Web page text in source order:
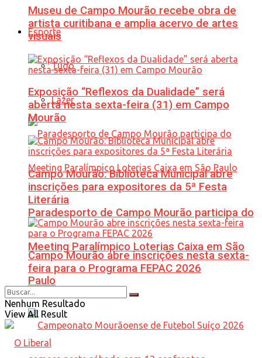
Esporte
Tudo
Lazer
Paradesporto de Campo Mourão participa do
Meeting Paralímpico Loterias Caixa em São
Paulo
Museu de Campo Mourão recebe obra de
artista curitibana e amplia acervo de artes
visuais
Exposição “Reflexos da Dualidade” será
aberta nesta sexta-feira (31) em Campo
Mourão
Campo Mourão: Biblioteca Municipal abre
inscrições para expositores da 5ª Festa
Literária
Campo Mourão abre inscrições nesta sexta-
feira para o Programa FEPAC 2026
Nenhum Resultado
View All Result